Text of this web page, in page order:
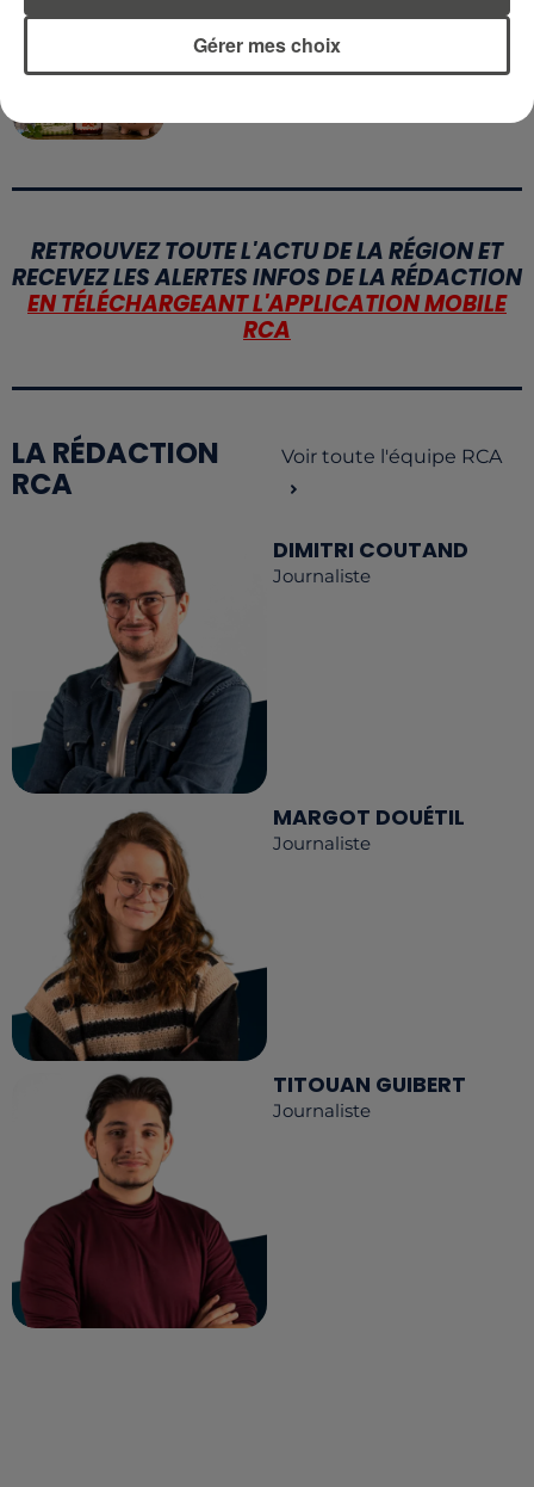
5 août 2026
QUELLES SONT LES MARQUES QUI
OFFRENT LE MEILLEUR RAPPORT...
RETROUVEZ TOUTE L'ACTU DE LA RÉGION ET
RECEVEZ LES ALERTES INFOS DE LA RÉDACTION
EN TÉLÉCHARGEANT L'APPLICATION MOBILE
RCA
LA RÉDACTION
RCA
Voir toute l'équipe RCA
DIMITRI COUTAND
Journaliste
MARGOT DOUÉTIL
Journaliste
TITOUAN GUIBERT
Journaliste
Gérer mes choix